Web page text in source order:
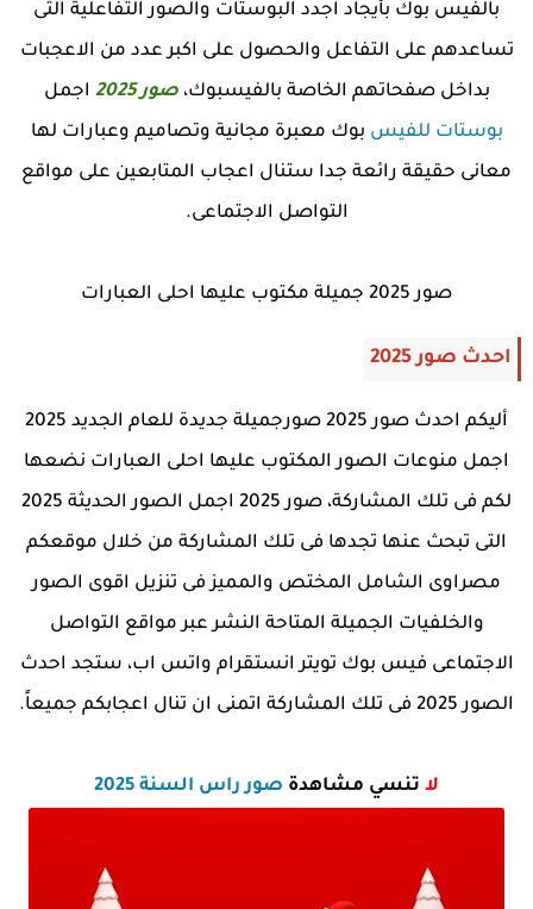
بالفيس بوك بأيجاد اجدد البوستات والصور التفاعلية التى
تساعدهم على التفاعل والحصول على اكبر عدد من الاعجبات
بداخل صفحاتهم الخاصة بالفيسبوك،صور 2025
اجمل
بوستات للفيس بوك معبرة مجانية وتصاميم وعبارات لها
معانى حقيقة رائعة جدا ستنال اعجاب المتابعين على مواقع
التواصل الاجتماعى.
صور 2025 جميلة مكتوب عليها احلى العبارات
احدث صور 2025
أليكم احدث صور 2025 صورجميلة جديدة للعام الجديد 2025
اجمل منوعات الصور المكتوب عليها احلى العبارات نضعها
لكم فى تلك المشاركة، صور 2025 اجمل الصور الحديثة 2025
التى تبحث عنها تجدها فى تلك المشاركة من خلال موقعكم
مصراوى الشامل المختص والمميز فى تنزيل اقوى الصور
والخلفيات الجميلة المتاحة النشر عبر مواقع التواصل
الاجتماعى فيس بوك تويتر انستقرام واتس اب، ستجد احدث
الصور 2025 فى تلك المشاركة اتمنى ان تنال اعجابكم جميعاً.
لا تنسي مشاهدة صور راس السنة 2025